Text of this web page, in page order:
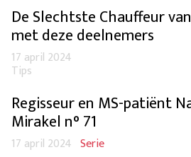
De Slechtste Chauffeur
met deze deelnemers
17 april 2024
Tips
Regisseur en MS-patiënt
Mirakel n° 71
17 april 2024 Serie